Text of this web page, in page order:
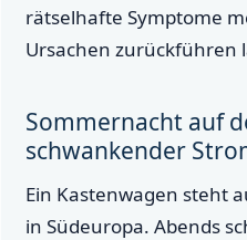
rätselhafte Symptome
Ursachen zurückführen
Sommernacht auf
schwankender
Ein Kastenwagen steht
in Südeuropa. Abends